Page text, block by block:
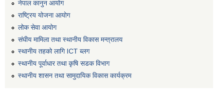
नेपाल कानुन आयोग
राष्ट्रिय योजना आयोग
लोक सेवा आयोग
संघीय मामिला तथा स्थानीय विकास मन्त्रालय
स्थानीय तहको लागि ICT ब्लग
स्थानीय पूर्वाधार तथा कृषि सडक विभाग
स्थानीय शासन तथा सामुदायिक विकास कार्यक्रम